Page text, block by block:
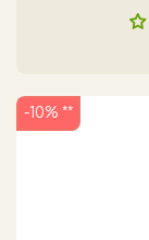
-10% **